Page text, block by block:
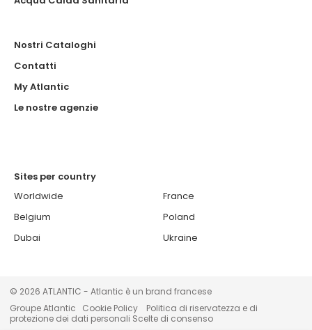
Nostri Cataloghi
Contatti
My Atlantic
Le nostre agenzie
Sites per country
Worldwide
Belgium
Dubai
France
Poland
Ukraine
© 2026 ATLANTIC - Atlantic è un brand francese
Groupe Atlantic
Cookie Policy
Politica di riservatezza e di
protezione dei dati personali Scelte di consenso